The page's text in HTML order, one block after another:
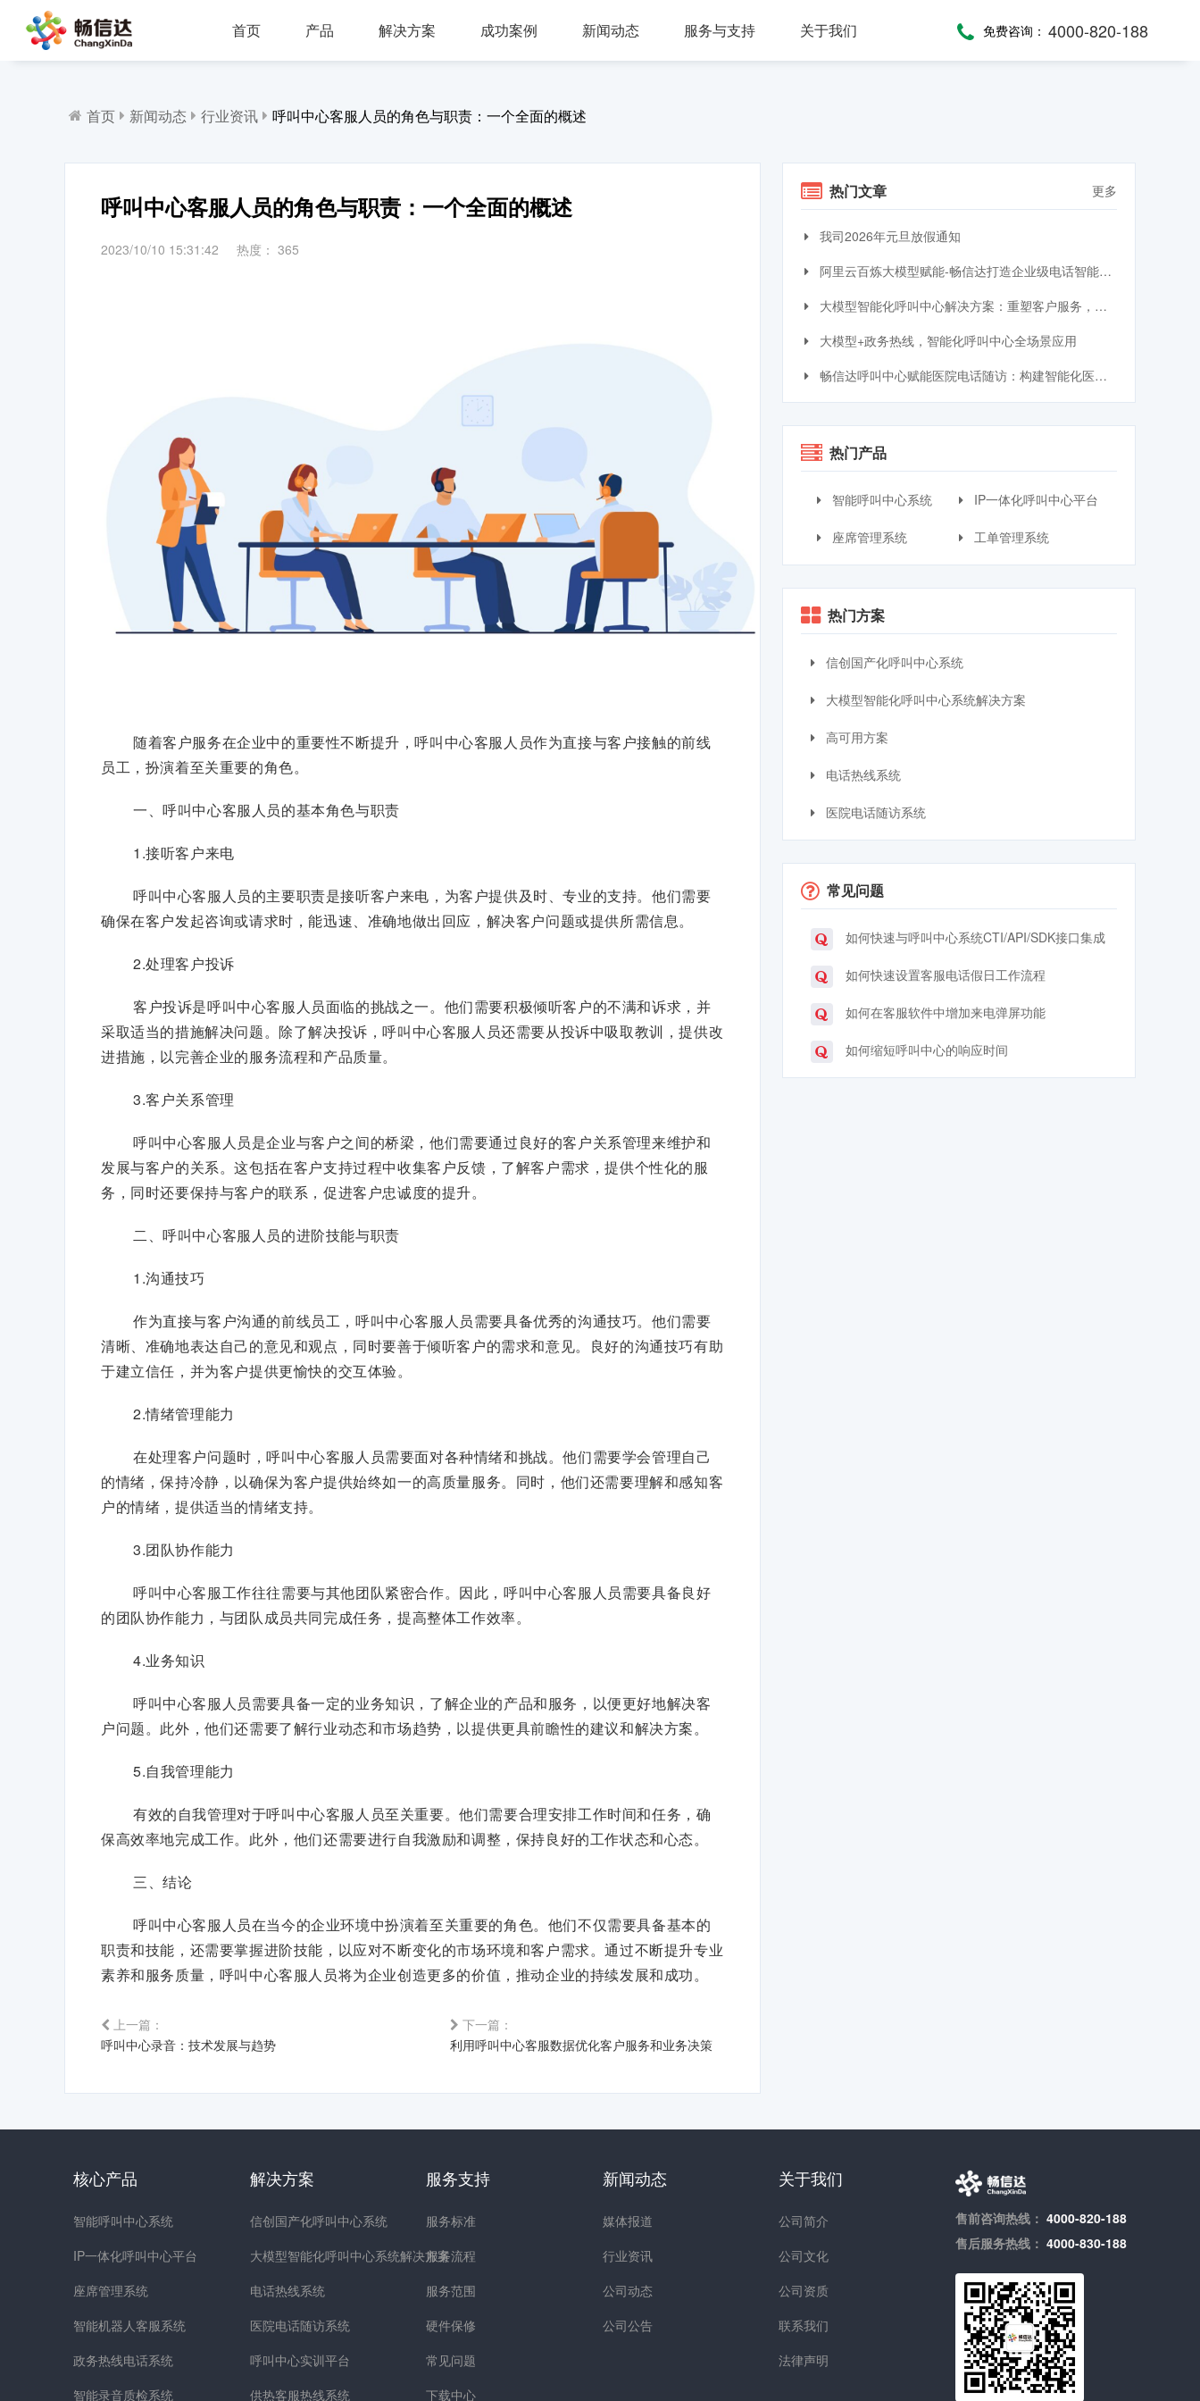
首页 产品 解决方案 成功案例 新闻动态 服务与支持 关于我们 免费咨询： 4000-820-188
首页 新闻动态 行业资讯 呼叫中心客服人员的角色与职责：一个全面的概述
呼叫中心客服人员的角色与职责：一个全面的概述
2023/10/10 15:31:42 热度： 365
随着客户服务在企业中的重要性不断提升，呼叫中心客服人员作为直接与客户接触的前线
员工，扮演着至关重要的角色。
一、呼叫中心客服人员的基本角色与职责
1.接听客户来电
呼叫中心客服人员的主要职责是接听客户来电，为客户提供及时、专业的支持。他们需要
确保在客户发起咨询或请求时，能迅速、准确地做出回应，解决客户问题或提供所需信息。
2.处理客户投诉
客户投诉是呼叫中心客服人员面临的挑战之一。他们需要积极倾听客户的不满和诉求，并
采取适当的措施解决问题。除了解决投诉，呼叫中心客服人员还需要从投诉中吸取教训，提供改
进措施，以完善企业的服务流程和产品质量。
3.客户关系管理
呼叫中心客服人员是企业与客户之间的桥梁，他们需要通过良好的客户关系管理来维护和
发展与客户的关系。这包括在客户支持过程中收集客户反馈，了解客户需求，提供个性化的服
务，同时还要保持与客户的联系，促进客户忠诚度的提升。
二、呼叫中心客服人员的进阶技能与职责
1.沟通技巧
作为直接与客户沟通的前线员工，呼叫中心客服人员需要具备优秀的沟通技巧。他们需要
清晰、准确地表达自己的意见和观点，同时要善于倾听客户的需求和意见。良好的沟通技巧有助
于建立信任，并为客户提供更愉快的交互体验。
2.情绪管理能力
在处理客户问题时，呼叫中心客服人员需要面对各种情绪和挑战。他们需要学会管理自己
的情绪，保持冷静，以确保为客户提供始终如一的高质量服务。同时，他们还需要理解和感知客
户的情绪，提供适当的情绪支持。
3.团队协作能力
呼叫中心客服工作往往需要与其他团队紧密合作。因此，呼叫中心客服人员需要具备良好
的团队协作能力，与团队成员共同完成任务，提高整体工作效率。
4.业务知识
呼叫中心客服人员需要具备一定的业务知识，了解企业的产品和服务，以便更好地解决客
户问题。此外，他们还需要了解行业动态和市场趋势，以提供更具前瞻性的建议和解决方案。
5.自我管理能力
有效的自我管理对于呼叫中心客服人员至关重要。他们需要合理安排工作时间和任务，确
保高效率地完成工作。此外，他们还需要进行自我激励和调整，保持良好的工作状态和心态。
三、结论
呼叫中心客服人员在当今的企业环境中扮演着至关重要的角色。他们不仅需要具备基本的
职责和技能，还需要掌握进阶技能，以应对不断变化的市场环境和客户需求。通过不断提升专业
素养和服务质量，呼叫中心客服人员将为企业创造更多的价值，推动企业的持续发展和成功。
上一篇：
呼叫中心录音：技术发展与趋势
下一篇：
利用呼叫中心客服数据优化客户服务和业务决策
热门文章 更多
我司2026年元旦放假通知
阿里云百炼大模型赋能-畅信达打造企业级电话智能体与智能呼叫中心完整方案
大模型智能化呼叫中心解决方案：重塑客户服务，引领交互革命
大模型+政务热线，智能化呼叫中心全场景应用
畅信达呼叫中心赋能医院电话随访：构建智能化医患服务
热门产品
智能呼叫中心系统 IP一体化呼叫中心平台
座席管理系统 工单管理系统
热门方案
信创国产化呼叫中心系统
大模型智能化呼叫中心系统解决方案
高可用方案
电话热线系统
医院电话随访系统
常见问题
如何快速与呼叫中心系统CTI/API/SDK接口集成
如何快速设置客服电话假日工作流程
如何在客服软件中增加来电弹屏功能
如何缩短呼叫中心的响应时间
核心产品
智能呼叫中心系统
IP一体化呼叫中心平台
座席管理系统
智能机器人客服系统
政务热线电话系统
智能录音质检系统
解决方案
信创国产化呼叫中心系统
大模型智能化呼叫中心系统解决方案
电话热线系统
医院电话随访系统
呼叫中心实训平台
供热客服热线系统
服务支持
服务标准
服务流程
服务范围
硬件保修
常见问题
下载中心
新闻动态
媒体报道
行业资讯
公司动态
公司公告
关于我们
公司简介
公司文化
公司资质
联系我们
法律声明
售前咨询热线： 4000-820-188
售后服务热线： 4000-830-188